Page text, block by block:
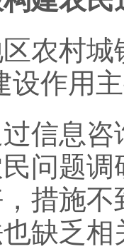
村城
设作用
息咨
问题
措施
缺乏